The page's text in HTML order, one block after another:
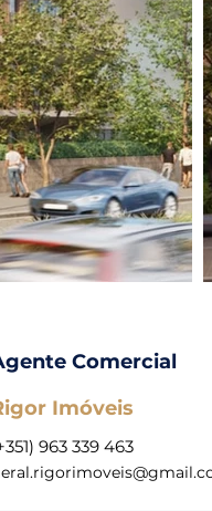
Comercial
Imóveis
963 339 463